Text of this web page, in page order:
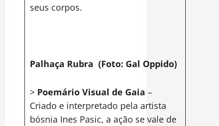
seus corpos.
Palhaça Rubra (Foto: Gal Oppido)
> Poemário Visual de Gaia –
Criado e interpretado pela artista
bósnia Ines Pasic, a ação se vale de